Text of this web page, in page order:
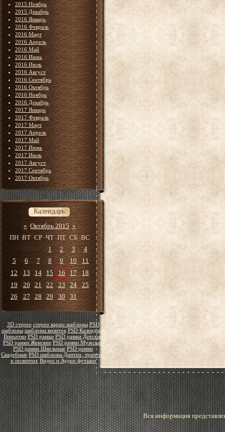
2015 Ноябрь
2015 Декабрь
2016 Январь
2016 Февраль
2016 Март
2016 Апрель
2016 Май
2016 Июнь
2016 Июль
2016 Август
2016 Сентябрь
2016 Октябрь
2016 Ноябрь
2016 Декабрь
2017 Январь
2017 Февраль
2017 Март
2017 Апрель
2017 Май
2017 Июнь
2017 Июль
2017 Август
2017 Сентябрь
2017 Октябрь
Календарь
« Октябрь 2015 »
ПН ВТ СР ЧТ ПТ СБ ВС
1
2 3
4
5
6 7 8 9 10
11
12
13 14 15 16 17
18
19
20 21 22 23 24
25
26
27 28 29 30 31
3D стерео стерео варио шаблоны PSD
шаблоны шаблоны визиток PSD Календари
Виньетки PSD рамки PSD рамки Детские
PSD рамки Женские PSD рамки Мужские
PSD рамки Школьные PSD рамки
Свадебные PSD шаблоны Диптих, триптих
и полиптих Видео и Аудио футажи
Вся информация